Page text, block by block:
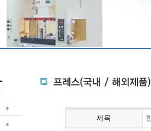
제목